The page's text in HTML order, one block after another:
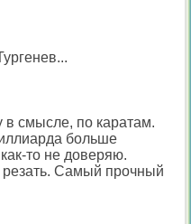
смысле, по каратам.
больше
то не доверяю.
Самый прочный